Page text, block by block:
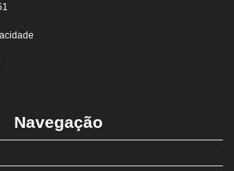
Navegação